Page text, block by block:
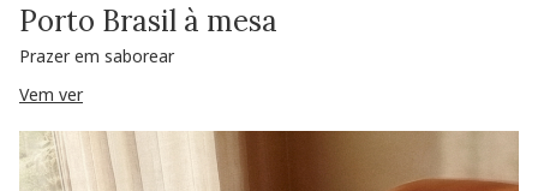
Porto Brasil à mesa
Prazer em saborear
Vem ver